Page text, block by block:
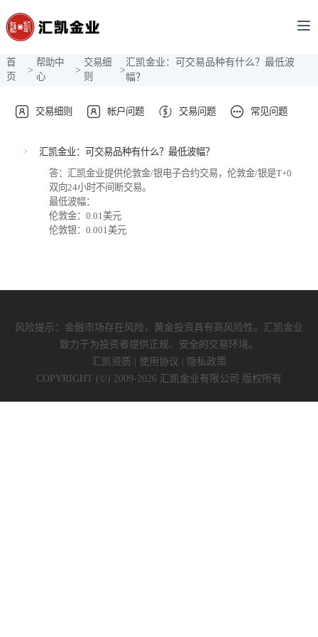
首
页
>
帮助中
心
>
交易细
则
>
汇凯金业：可交易品种有什么？最低波
幅？
交易细则 帐户问题 交易问题 常见问题
汇凯金业：可交易品种有什么？最低波幅？
答：汇凯金业提供伦敦金/银电子合约交易，伦敦金/银是T+0
双向24小时不间断交易。
最低波幅：
伦敦金：0.01美元
伦敦银：0.001美元
风险提示：金融市场存在风险，黄金投资具有高风险性。汇凯金业
致力于为投资者提供正规、安全的交易环境。
汇凯资质 | 使用协议 | 隐私政策
COPYRIGHT (©) 2009-2026 汇凯金业有限公司 版权所有